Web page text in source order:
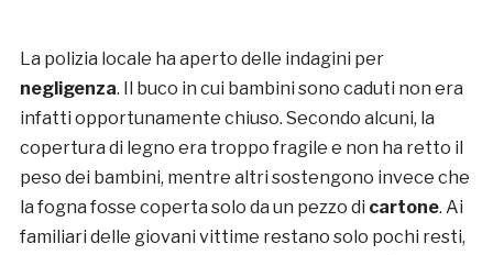
La polizia locale ha aperto delle indagini per
negligenza. Il buco in cui bambini sono caduti non era
infatti opportunamente chiuso. Secondo alcuni, la
copertura di legno era troppo fragile e non ha retto il
peso dei bambini, mentre altri sostengono invece che
la fogna fosse coperta solo da un pezzo di cartone. Ai
familiari delle giovani vittime restano solo pochi resti,